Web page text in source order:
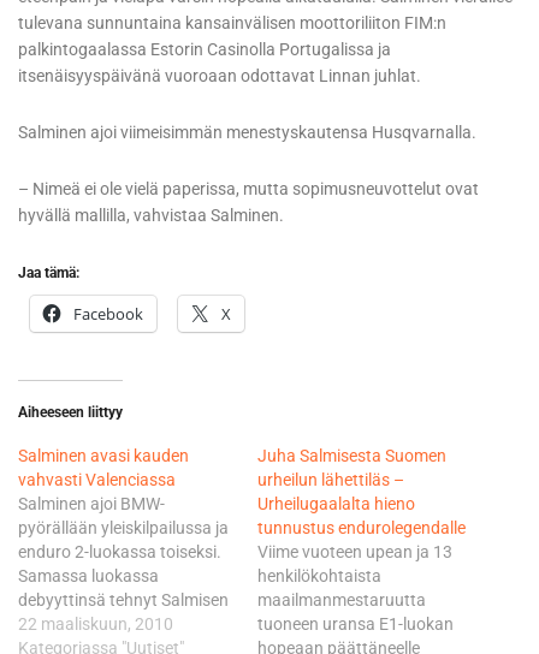
tulevana sunnuntaina kansainvälisen moottoriliiton FIM:n
palkintogaalassa Estorin Casinolla Portugalissa ja
itsenäisyyspäivänä vuoroaan odottavat Linnan juhlat.
Salminen ajoi viimeisimmän menestyskautensa Husqvarnalla.
– Nimeä ei ole vielä paperissa, mutta sopimusneuvottelut ovat
hyvällä mallilla, vahvistaa Salminen.
Jaa tämä:
Facebook X
Aiheeseen liittyy
Salminen avasi kauden
vahvasti Valenciassa
Salminen ajoi BMW-
pyörällään yleiskilpailussa ja
enduro 2-luokassa toiseksi.
Samassa luokassa
debyyttinsä tehnyt Salmisen
tallikaveri, kaatumisiin aikaa
tuhrannut Marko Tarkkala oli
22 maaliskuun, 2010
Kategoriassa "Uutiset"
Juha Salmisesta Suomen
urheilun lähettiläs –
Urheilugaalalta hieno
tunnustus endurolegendalle
Viime vuoteen upean ja 13
henkilökohtaista
maailmanmestaruutta
tuoneen uransa E1-luokan
hopeaan päättäneelle